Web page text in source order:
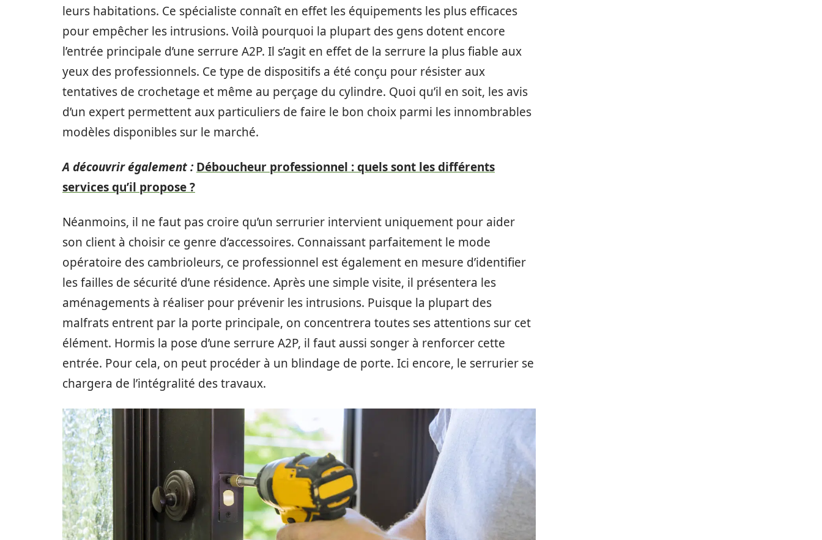
leurs habitations. Ce spécialiste connaît en effet les équipements les plus efficaces
pour empêcher les intrusions. Voilà pourquoi la plupart des gens dotent encore
l’entrée principale d’une serrure A2P. Il s’agit en effet de la serrure la plus fiable aux
yeux des professionnels. Ce type de dispositifs a été conçu pour résister aux
tentatives de crochetage et même au perçage du cylindre. Quoi qu’il en soit, les avis
d’un expert permettent aux particuliers de faire le bon choix parmi les innombrables
modèles disponibles sur le marché.
A découvrir également : Déboucheur professionnel : quels sont les différents
services qu’il propose ?
Néanmoins, il ne faut pas croire qu’un serrurier intervient uniquement pour aider
son client à choisir ce genre d’accessoires. Connaissant parfaitement le mode
opératoire des cambrioleurs, ce professionnel est également en mesure d’identifier
les failles de sécurité d’une résidence. Après une simple visite, il présentera les
aménagements à réaliser pour prévenir les intrusions. Puisque la plupart des
malfrats entrent par la porte principale, on concentrera toutes ses attentions sur cet
élément. Hormis la pose d’une serrure A2P, il faut aussi songer à renforcer cette
entrée. Pour cela, on peut procéder à un blindage de porte. Ici encore, le serrurier se
chargera de l’intégralité des travaux.